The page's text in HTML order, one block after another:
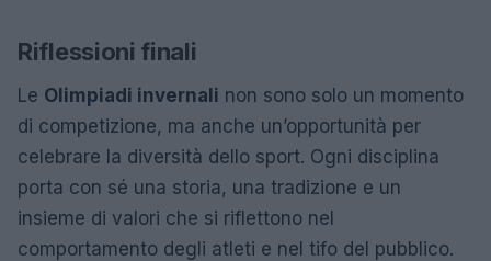
Riflessioni finali
Le Olimpiadi invernali non sono solo un momento
di competizione, ma anche un’opportunità per
celebrare la diversità dello sport. Ogni disciplina
porta con sé una storia, una tradizione e un
insieme di valori che si riflettono nel
comportamento degli atleti e nel tifo del pubblico.